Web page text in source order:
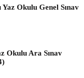
Okulu Genel Sınav
Okulu Ara Sınav